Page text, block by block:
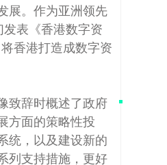
展。作为亚洲领先
表《香港数字资
香港打造成数字资
致辞时概述了政府
方面的策略性投
统，以及建设新的
列支持措施，更好